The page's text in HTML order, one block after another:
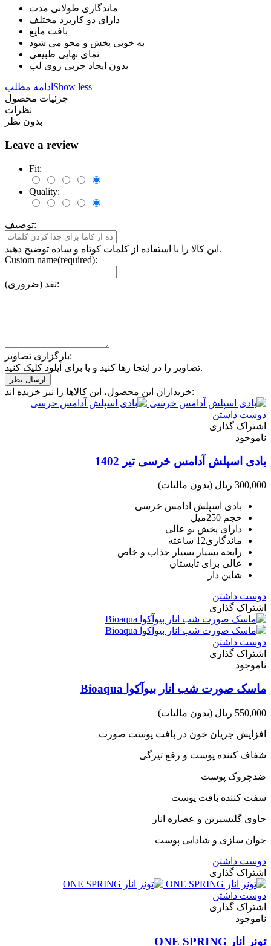
ماندگاری طولانی مدت
دارای دو کاربرد مختلف
بافت مایع
به خوبی پخش و محو می شود
نمای نهایی طبیعی
ادامه مطلب Show less
جزئیات محصول
نظرات
بدون نظر
Leave a review
Fit:
Quality:
توصیف:
این کالا را با استفاده از کلمات کوتاه و ساده توضیح دهید.
Custom name(required):
نقد (ضروری):
بارگزاری تصاویر:
تصاویر را در اینجا رها کنید و یا برای آپلود کلیک کنید.
خریداران این محصول، این کالاها را نیز خریده اند:
دوست داشتن
اشتراک گذاری
ناموجود
بادی اسپلش آدامس خرسی تیر 1402
300,000 ریال (بدون مالیات)
بادی اسپلش ادامس خرسی
حجم 250میل
دارای پخش بو عالی
ماندگاری12 ساعته
رایحه بسیار بسیار جذاب و خاص
عالی برای تابستان
شاین دار
دوست داشتن
اشتراک گذاری
دوست داشتن
اشتراک گذاری
ناموجود
ماسک صورت شب انار بیوآکوا Bioaqua
550,000 ریال (بدون مالیات)
افزایش جریان خون در بافت پوست صورت
شفاف کننده پوست و رفع تیرگی
ضدچروک پوست
سفت کننده بافت پوست
حاوی گلیسیرین و عصاره انار
جوان سازی و شادابی پوست
دوست داشتن
اشتراک گذاری
دوست داشتن
اشتراک گذاری
ناموجود
تونر انار ONE SPRING